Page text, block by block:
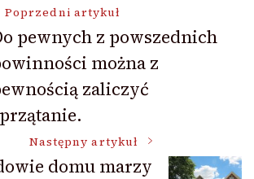
Poprzedni artykuł
pewnych z powszednich
można z
zaliczyć
Następny artykuł
domu marzy